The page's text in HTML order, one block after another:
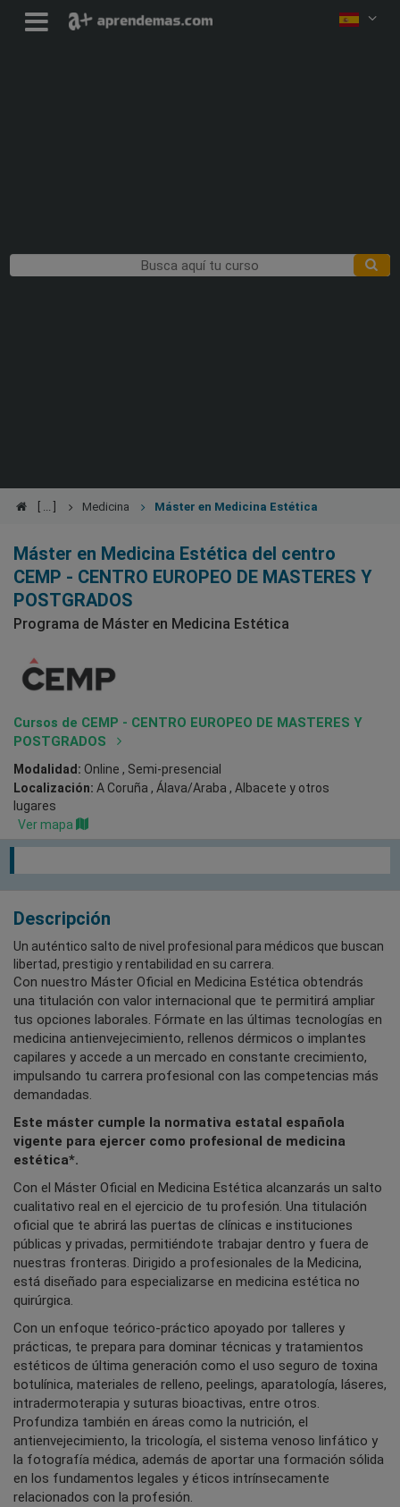
Medicina Máster en Medicina Estética
Máster en Medicina Estética del centro
CEMP - CENTRO EUROPEO DE MASTERES Y
POSTGRADOS
Programa de Máster en Medicina Estética
Cursos de CEMP - CENTRO EUROPEO DE MASTERES Y
POSTGRADOS
Modalidad: Online , Semi-presencial
Localización: A Coruña , Álava/Araba , Albacete y otros
lugares
Ver mapa
Descripción
Un auténtico salto de nivel profesional para médicos que buscan
libertad, prestigio y rentabilidad en su carrera.
Con nuestro Máster Oficial en Medicina Estética obtendrás
una titulación con valor internacional que te permitirá ampliar
tus opciones laborales. Fórmate en las últimas tecnologías en
medicina antienvejecimiento, rellenos dérmicos o implantes
capilares y accede a un mercado en constante crecimiento,
impulsando tu carrera profesional con las competencias más
demandadas.
Este máster cumple la normativa estatal española
vigente para ejercer como profesional de medicina
estética*.
Con el Máster Oficial en Medicina Estética alcanzarás un salto
cualitativo real en el ejercicio de tu profesión. Una titulación
oficial que te abrirá las puertas de clínicas e instituciones
públicas y privadas, permitiéndote trabajar dentro y fuera de
nuestras fronteras. Dirigido a profesionales de la Medicina,
está diseñado para especializarse en medicina estética no
quirúrgica.
Con un enfoque teórico-práctico apoyado por talleres y
prácticas, te prepara para dominar técnicas y tratamientos
estéticos de última generación como el uso seguro de toxina
botulínica, materiales de relleno, peelings, aparatología, láseres,
intradermoterapia y suturas bioactivas, entre otros.
Profundiza también en áreas como la nutrición, el
antienvejecimiento, la tricología, el sistema venoso linfático y
la fotografía médica, además de aportar una formación sólida
en los fundamentos legales y éticos intrínsecamente
relacionados con la profesión.